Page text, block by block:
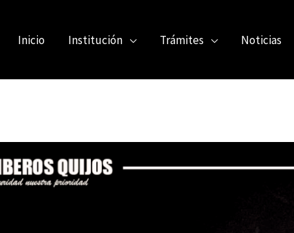
Inicio Institución Trámites Noticias